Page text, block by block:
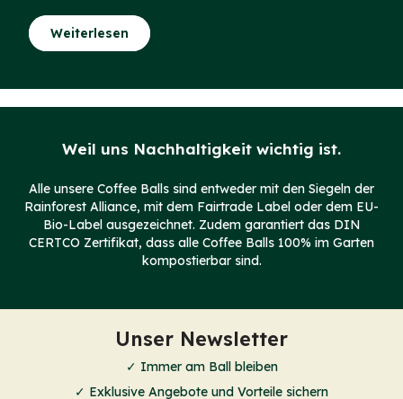
Weiterlesen
Weil uns Nachhaltigkeit wichtig ist.
Alle unsere Coffee Balls sind entweder mit den Siegeln der
Rainforest Alliance, mit dem Fairtrade Label oder dem EU-
Bio-Label ausgezeichnet. Zudem garantiert das DIN
CERTCO Zertifikat, dass alle Coffee Balls 100% im Garten
kompostierbar sind.
Unser Newsletter
✓ Immer am Ball bleiben
✓ Exklusive Angebote und Vorteile sichern